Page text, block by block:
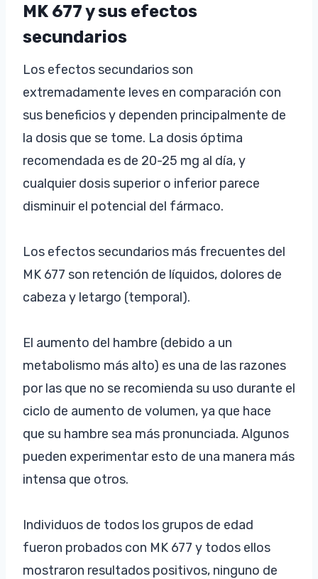
MK 677 y sus efectos
secundarios
Los efectos secundarios son
extremadamente leves en comparación con
sus beneficios y dependen principalmente de
la dosis que se tome. La dosis óptima
recomendada es de 20-25 mg al día, y
cualquier dosis superior o inferior parece
disminuir el potencial del fármaco.
Los efectos secundarios más frecuentes del
MK 677 son retención de líquidos, dolores de
cabeza y letargo (temporal).
El aumento del hambre (debido a un
metabolismo más alto) es una de las razones
por las que no se recomienda su uso durante el
ciclo de aumento de volumen, ya que hace
que su hambre sea más pronunciada. Algunos
pueden experimentar esto de una manera más
intensa que otros.
Individuos de todos los grupos de edad
fueron probados con MK 677 y todos ellos
mostraron resultados positivos, ninguno de